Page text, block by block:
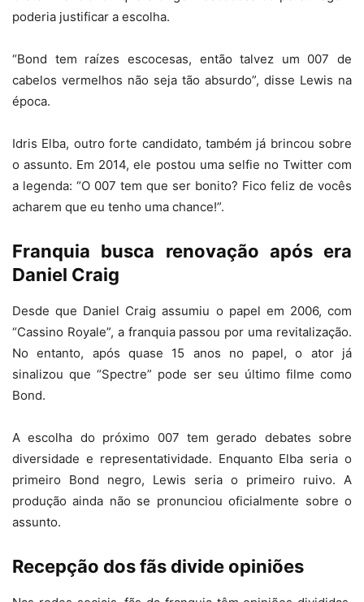
poderia justificar a escolha.
“Bond tem raízes escocesas, então talvez um 007 de
cabelos vermelhos não seja tão absurdo”, disse Lewis na
época.
Idris Elba, outro forte candidato, também já brincou sobre
o assunto. Em 2014, ele postou uma selfie no Twitter com
a legenda: “O 007 tem que ser bonito? Fico feliz de vocês
acharem que eu tenho uma chance!”.
Franquia busca renovação após era
Daniel Craig
Desde que Daniel Craig assumiu o papel em 2006, com
“Cassino Royale”, a franquia passou por uma revitalização.
No entanto, após quase 15 anos no papel, o ator já
sinalizou que “Spectre” pode ser seu último filme como
Bond.
A escolha do próximo 007 tem gerado debates sobre
diversidade e representatividade. Enquanto Elba seria o
primeiro Bond negro, Lewis seria o primeiro ruivo. A
produção ainda não se pronunciou oficialmente sobre o
assunto.
Recepção dos fãs divide opiniões